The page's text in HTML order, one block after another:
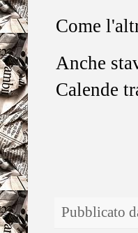
Come
Anche
Calende
Pubblicato